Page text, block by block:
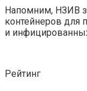
Напомним, НЗИВ
контейнеров для
и
Рейтинг